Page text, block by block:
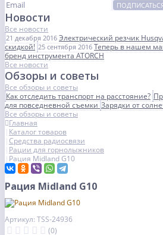
Новости
Все новости
21 декабря 2016 Электрический резчик
скидкой! 25 сентября 2016 Теперь в нашем
бренд инструмента ATORCH
Все новости
Обзоры и советы
Все обзоры и советы
Как отследить транспорт на расстояние?
для повседневной съемкиЗарядки от
Все обзоры и советы
Главная
Каталог товаров
Средства радиосвязи
Рации для горнолыжников
Рация Midland G10
Рация Midland G10
Артикул: TSS-24936
(0)